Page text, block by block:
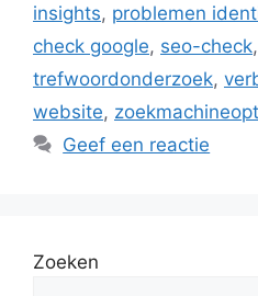
insights, problemen
check google, seo-check,
trefwoordonderzoek,
website,
Geef een reactie
Zoeken